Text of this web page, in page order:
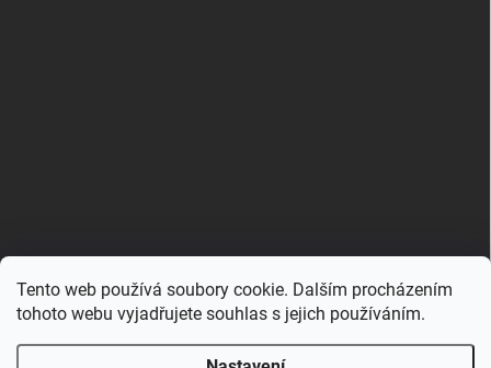
Tento web používá soubory cookie. Dalším procházením
tohoto webu vyjadřujete souhlas s jejich používáním.
Zboží.cz Heureka.cz Porovnávač.cz